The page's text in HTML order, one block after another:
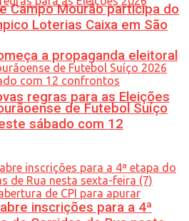
a propaganda eleitoral
regras para as Eleições
Campo Mourão participa do
Loterias Caixa em São
de Futebol Suíço
sábado com 12
inscrições para a 4ª